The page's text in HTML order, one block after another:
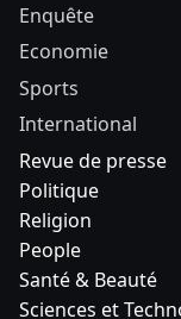
Enquête
Economie
Sports
International
Revue de presse
Politique
Religion
People
Santé & Beauté
Sciences et